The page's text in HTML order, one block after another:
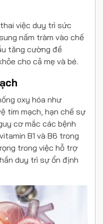
việc duy trì sức
nấm tràm vào chế
tăng cường đề
cho cả mẹ và bé.
oxy hóa như
tim mạch, hạn chế sự
cơ mắc các bệnh
B1 và B6 trong
trong việc hỗ trợ
duy trì sự ổn định